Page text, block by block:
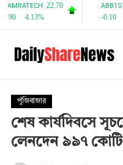
পুঁজিবাজার
শেষ কার্যদিবসে
লেনদেন ৯৯৭ কোটি